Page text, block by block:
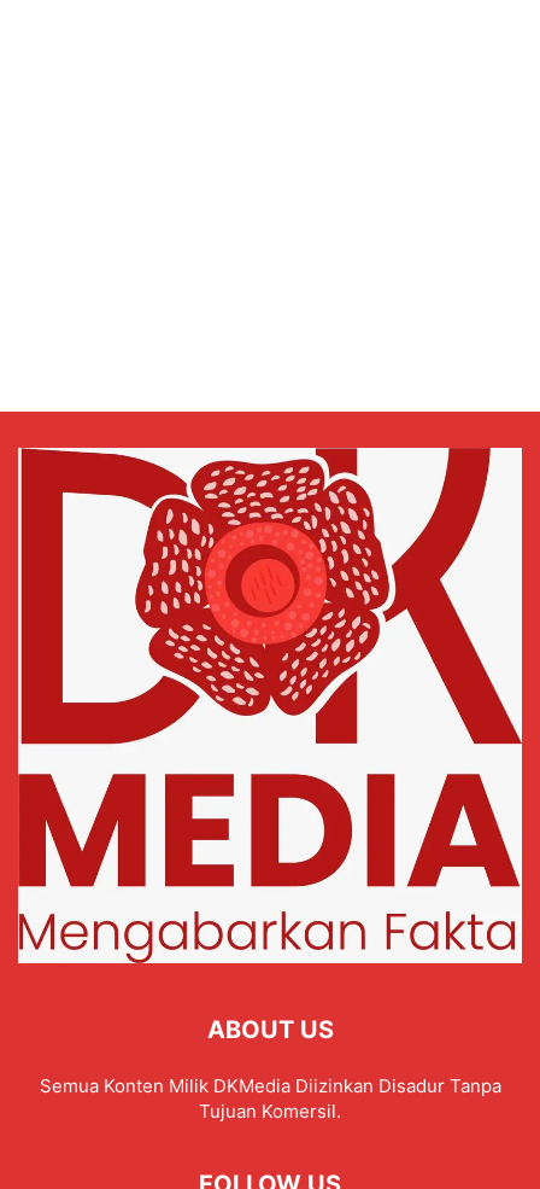
ABOUT US
Semua Konten Milik DKMedia Diizinkan Disadur Tanpa
Tujuan Komersil.